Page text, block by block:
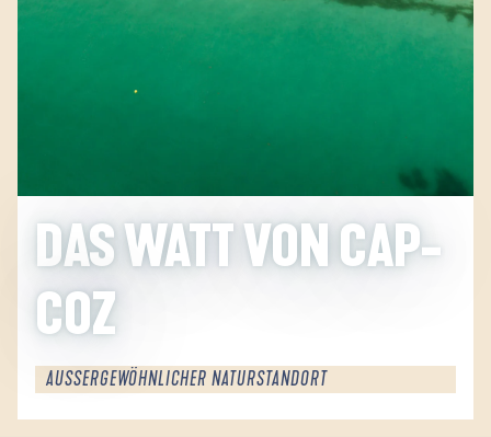
DAS WATT VON CAP-
COZ
AUSSERGEWÖHNLICHER NATURSTANDORT